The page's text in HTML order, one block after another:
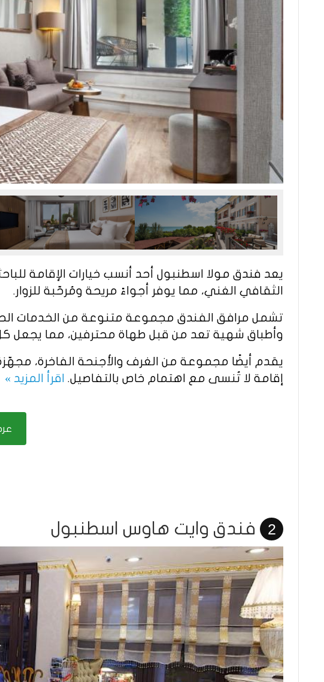
يعد فندق مولا اسطنبول أحد أنسب خيارات الإقامة
الثقافي الغني، مما يوفر أجواءً مريحة ومُرحّبة للزوار.
تشمل مرافق الفندق مجموعة متنوعة من الخدمات
وأطباق شهية تعد من قبل طهاة محترفين، مما يجعل كل
يقدم أيضًا مجموعة من الغرف والأجنحة الفاخرة،
إقامة لا تُنسى مع اهتمام خاص بالتفاصيل. اقرأ المزيد »
2 فندق وايت هاوس اسطنبول